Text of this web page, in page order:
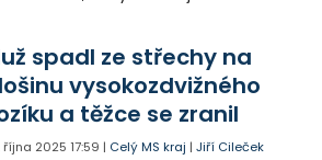
pro kterou se svými kolegy dělají
spadl ze střechy na
vysokozdvižného
a těžce se zranil
října 2025 17:59 | Celý MS kraj |Jiří Cileček